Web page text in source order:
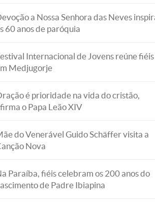
a Nossa Senhora das Neves
60 anos de paróquia
Internacional de Jovens reúne fiéis
Medjugorje
é prioridade na vida do cristão,
o Papa Leão XIV
do Venerável Guido Schäffer visita a
Nova
Paraíba, fiéis celebram os 200 anos do
de Padre Ibiapina